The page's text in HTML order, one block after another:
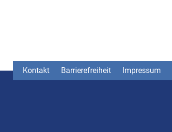
Kontakt Barrierefreiheit Impressum